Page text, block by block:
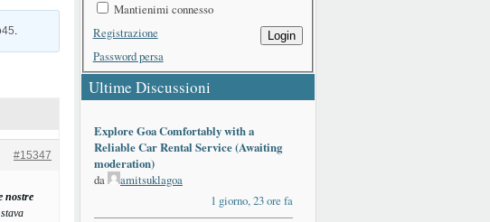
#15347
nostre
Mantienimi connesso
Login
Registrazione
Password persa
Ultime Discussioni
Explore Goa Comfortably with a
Reliable Car Rental Service (Awaiting
moderation)
da
amitsuklagoa
1 giorno, 23 ore fa